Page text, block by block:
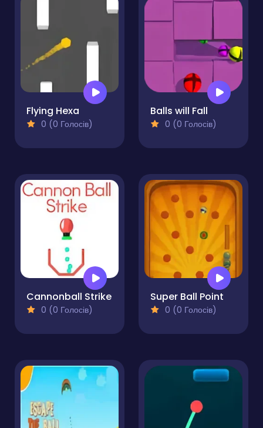
Flying Hexa
0 (0 Голосів)
Balls will Fall
0 (0 Голосів)
Cannonball Strike
0 (0 Голосів)
Super Ball Point
0 (0 Голосів)